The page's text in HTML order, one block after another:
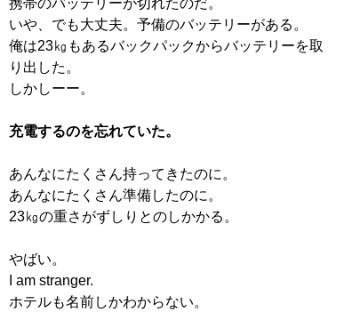
携帯のバッテリーが切れたのだ。
いや、でも大丈夫。予備のバッテリーがある。
俺は23㎏もあるバックパックからバッテリーを取
り出した。
しかしーー。
充電するのを忘れていた。
あんなにたくさん持ってきたのに。
あんなにたくさん準備したのに。
23㎏の重さがずしりとのしかかる。
やばい。
I am stranger.
ホテルも名前しかわからない。